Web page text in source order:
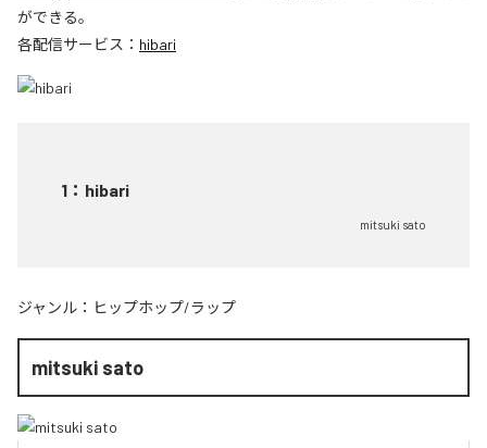
ができる。
各配信サービス： hibari
1 ： hibari
mitsuki sato
ジャンル： ヒップホップ/ラップ
mitsuki sato